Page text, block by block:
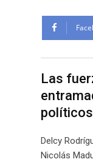
Las
Delcy
Nicolás